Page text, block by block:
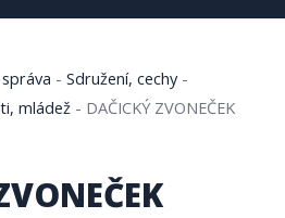
-Sdružení, cechy-
mládež - DAČICKÝ ZVONEČEK